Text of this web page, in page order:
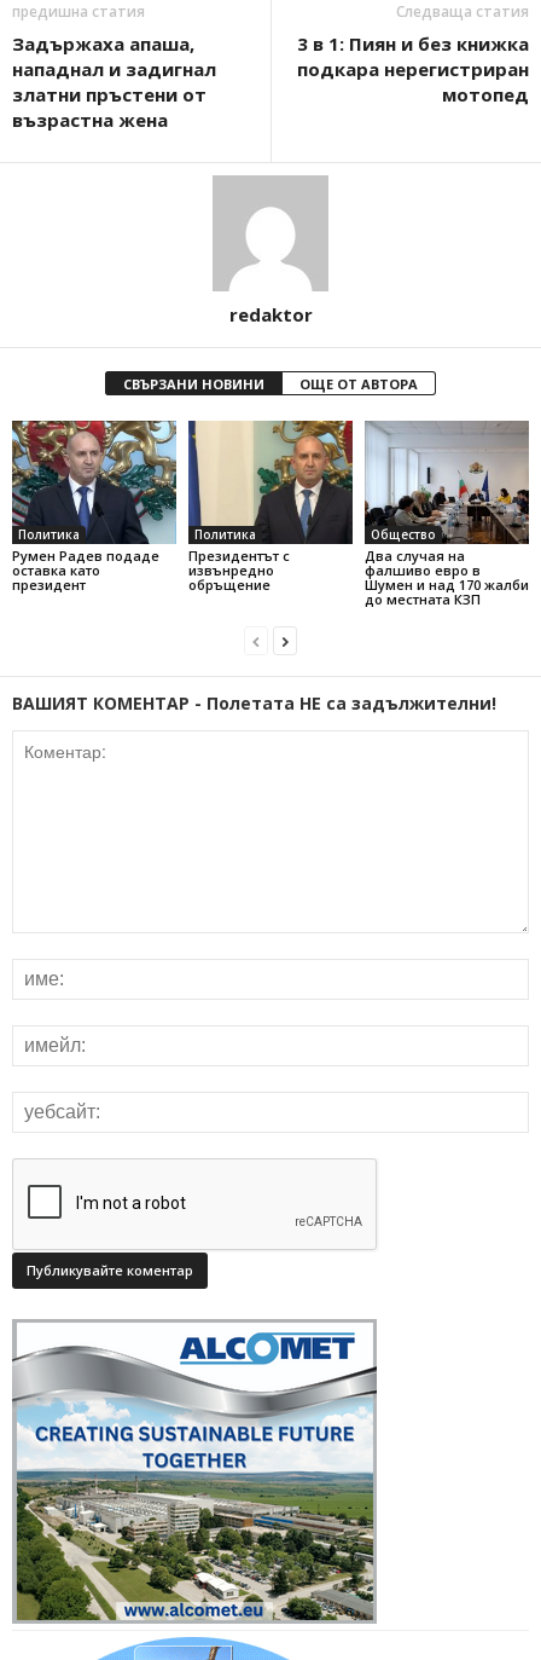
предишна статия
Задържаха апаша,
нападнал и задигнал
златни пръстени от
възрастна жена
Следваща статия
3 в 1: Пиян и без книжка
подкара нерегистриран
мотопед
redaktor
СВЪРЗАНИ НОВИНИ ОЩЕ ОТ АВТОРА
Политика
Румен Радев подаде
оставка като
президент
Политика
Президентът с
извънредно
обръщение
Общество
Два случая на
фалшиво евро в
Шумен и над 170 жалби
до местната КЗП
ВАШИЯТ КОМЕНТАР - Полетата НЕ са задължителни!